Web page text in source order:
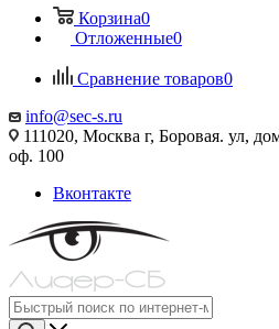
Корзина0
Отложенные0
Сравнение товаров0
info@sec-s.ru
111020, Москва г, Боровая. ул,
оф. 100
Вконтакте